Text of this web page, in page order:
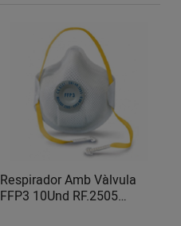
Respirador Amb Vàlvula
FFP3 10Und RF.2505